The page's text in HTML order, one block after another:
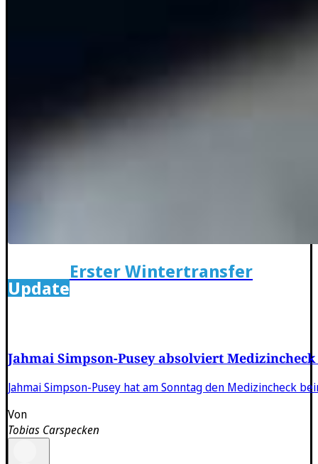
Update
Erster Wintertransfer
Jahmai Simpson-Pusey absolviert
Jahmai Simpson-Pusey hat am Sonntag den Medizincheck
Von
Tobias Carspecken